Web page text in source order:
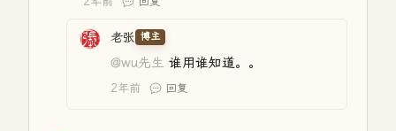
老张 博主
@wu先生 谁用谁知道。。
2年前 回复